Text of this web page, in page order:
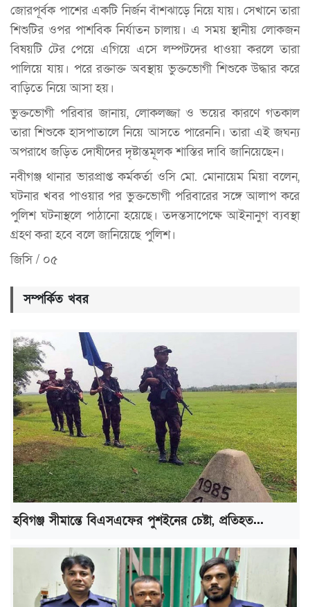
জোরপূর্বক পাশের একটি নির্জন বাঁশঝাড়ে নিয়ে যায়। সেখানে তারা
শিশুটির ওপর পাশবিক নির্যাতন চালায়। এ সময় স্থানীয় লোকজন
বিষয়টি টের পেয়ে এগিয়ে এসে লম্পটদের ধাওয়া করলে তারা
পালিয়ে যায়। পরে রক্তাক্ত অবস্থায় ভুক্তভোগী শিশুকে উদ্ধার করে
বাড়িতে নিয়ে আসা হয়।
ভুক্তভোগী পরিবার জানায়, লোকলজ্জা ও ভয়ের কারণে গতকাল
তারা শিশুকে হাসপাতালে নিয়ে আসতে পারেননি। তারা এই জঘন্য
অপরাধে জড়িত দোষীদের দৃষ্টান্তমূলক শাস্তির দাবি জানিয়েছেন।
নবীগঞ্জ থানার ভারপ্রাপ্ত কর্মকর্তা ওসি মো. মোনায়েম মিয়া বলেন,
ঘটনার খবর পাওয়ার পর ভুক্তভোগী পরিবারের সঙ্গে আলাপ করে
পুলিশ ঘটনাস্থলে পাঠানো হয়েছে। তদন্তসাপেক্ষে আইনানুগ ব্যবস্থা
গ্রহণ করা হবে বলে জানিয়েছে পুলিশ।
জিসি / ০৫
সম্পর্কিত খবর
হবিগঞ্জ সীমান্তে বিএসএফের পুশইনের চেষ্টা, প্রতিহত...